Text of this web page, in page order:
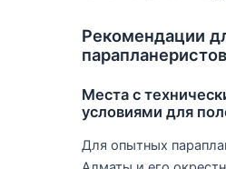
Рекомендации
парапланеристов
Места с
условиями для
Для опытных